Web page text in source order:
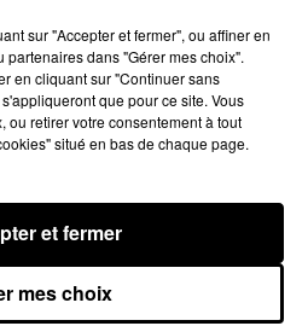
importants que les retours.
sur "Accepter et fermer", ou affiner en
dans "Gérer mes choix".
en cliquant sur "Continuer sans
que pour ce site. Vous
ou retirer votre consentement à tout
situé en bas de chaque page.
mes choix
et fermer